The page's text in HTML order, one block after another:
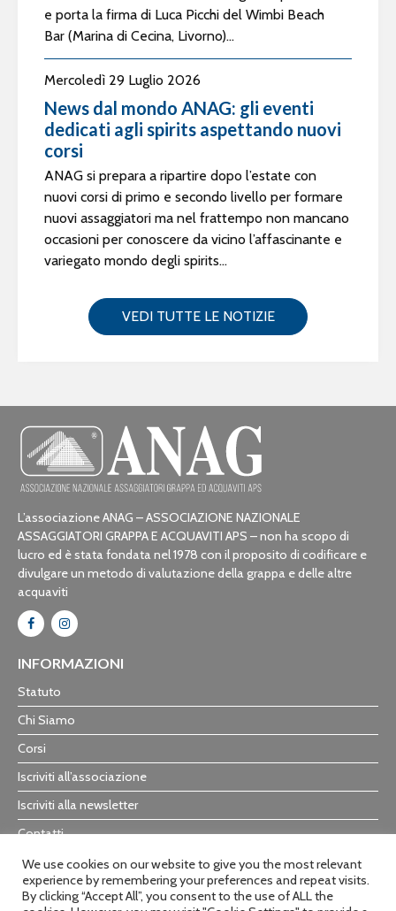
e porta la firma di Luca Picchi del Wimbi Beach
Bar (Marina di Cecina, Livorno)...
Mercoledì 29 Luglio 2026
News dal mondo ANAG: gli eventi
dedicati agli spirits aspettando nuovi
corsi
ANAG si prepara a ripartire dopo l’estate con
nuovi corsi di primo e secondo livello per formare
nuovi assaggiatori ma nel frattempo non mancano
occasioni per conoscere da vicino l’affascinante e
variegato mondo degli spirits...
VEDI TUTTE LE NOTIZIE
L’associazione ANAG – ASSOCIAZIONE NAZIONALE
ASSAGGIATORI GRAPPA E ACQUAVITI APS – non ha scopo di
lucro ed è stata fondata nel 1978 con il proposito di codificare e
divulgare un metodo di valutazione della grappa e delle altre
acquaviti
INFORMAZIONI
Statuto
Chi Siamo
Corsi
Iscriviti all’associazione
Iscriviti alla newsletter
Contatti
Trasparenza
We use cookies on our website to give you the most relevant
experience by remembering your preferences and repeat visits.
By clicking “Accept All”, you consent to the use of ALL the